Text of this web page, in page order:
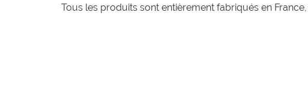
Tous les produits sont entièrement fabriqués en